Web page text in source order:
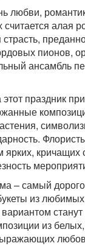
любви,
алая
пионов,
ансамбль
праздник
ярких, кричащих
– самый
из
из